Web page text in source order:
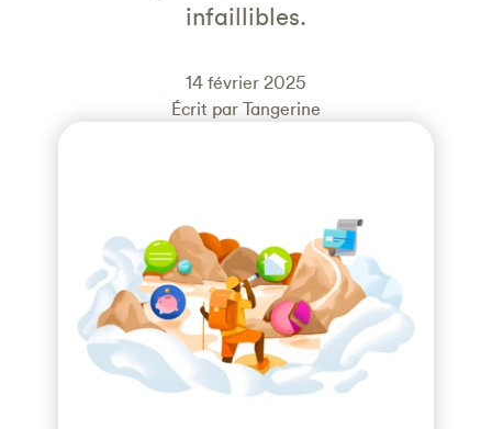
infaillibles.
14 février 2025
Écrit par Tangerine